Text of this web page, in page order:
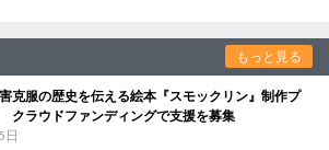
もっと見る
克服の歴史を伝える絵本『スモックリン』制作プ
クラウドファンディングで支援を募集
日